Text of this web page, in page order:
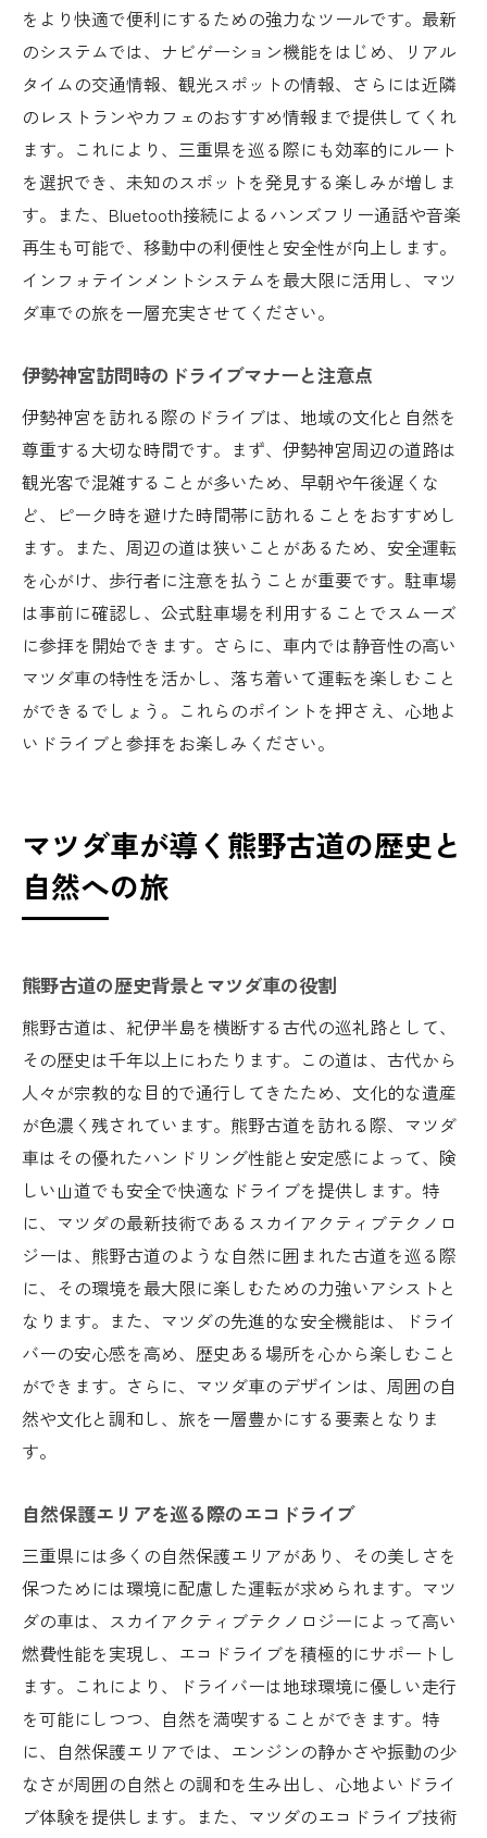
をより快適で便利にするための強力なツールです。最新
のシステムでは、ナビゲーション機能をはじめ、リアル
タイムの交通情報、観光スポットの情報、さらには近隣
のレストランやカフェのおすすめ情報まで提供してくれ
ます。これにより、三重県を巡る際にも効率的にルート
を選択でき、未知のスポットを発見する楽しみが増しま
す。また、Bluetooth接続によるハンズフリー通話や音楽
再生も可能で、移動中の利便性と安全性が向上します。
インフォテインメントシステムを最大限に活用し、マツ
ダ車での旅を一層充実させてください。
伊勢神宮訪問時のドライブマナーと注意点
伊勢神宮を訪れる際のドライブは、地域の文化と自然を
尊重する大切な時間です。まず、伊勢神宮周辺の道路は
観光客で混雑することが多いため、早朝や午後遅くな
ど、ピーク時を避けた時間帯に訪れることをおすすめし
ます。また、周辺の道は狭いことがあるため、安全運転
を心がけ、歩行者に注意を払うことが重要です。駐車場
は事前に確認し、公式駐車場を利用することでスムーズ
に参拝を開始できます。さらに、車内では静音性の高い
マツダ車の特性を活かし、落ち着いて運転を楽しむこと
ができるでしょう。これらのポイントを押さえ、心地よ
いドライブと参拝をお楽しみください。
マツダ車が導く熊野古道の歴史と
自然への旅
熊野古道の歴史背景とマツダ車の役割
熊野古道は、紀伊半島を横断する古代の巡礼路として、
その歴史は千年以上にわたります。この道は、古代から
人々が宗教的な目的で通行してきたため、文化的な遺産
が色濃く残されています。熊野古道を訪れる際、マツダ
車はその優れたハンドリング性能と安定感によって、険
しい山道でも安全で快適なドライブを提供します。特
に、マツダの最新技術であるスカイアクティブテクノロ
ジーは、熊野古道のような自然に囲まれた古道を巡る際
に、その環境を最大限に楽しむための力強いアシストと
なります。また、マツダの先進的な安全機能は、ドライ
バーの安心感を高め、歴史ある場所を心から楽しむこと
ができます。さらに、マツダ車のデザインは、周囲の自
然や文化と調和し、旅を一層豊かにする要素となりま
す。
自然保護エリアを巡る際のエコドライブ
三重県には多くの自然保護エリアがあり、その美しさを
保つためには環境に配慮した運転が求められます。マツ
ダの車は、スカイアクティブテクノロジーによって高い
燃費性能を実現し、エコドライブを積極的にサポートし
ます。これにより、ドライバーは地球環境に優しい走行
を可能にしつつ、自然を満喫することができます。特
に、自然保護エリアでは、エンジンの静かさや振動の少
なさが周囲の自然との調和を生み出し、心地よいドライ
ブ体験を提供します。また、マツダのエコドライブ技術